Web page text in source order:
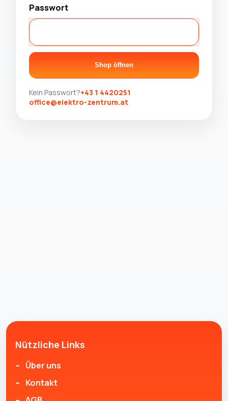
Passwort
Shop öffnen
Kein Passwort?+43 1 4420251
office@elektro-zentrum.at
Nützliche Links
Über uns
Kontakt